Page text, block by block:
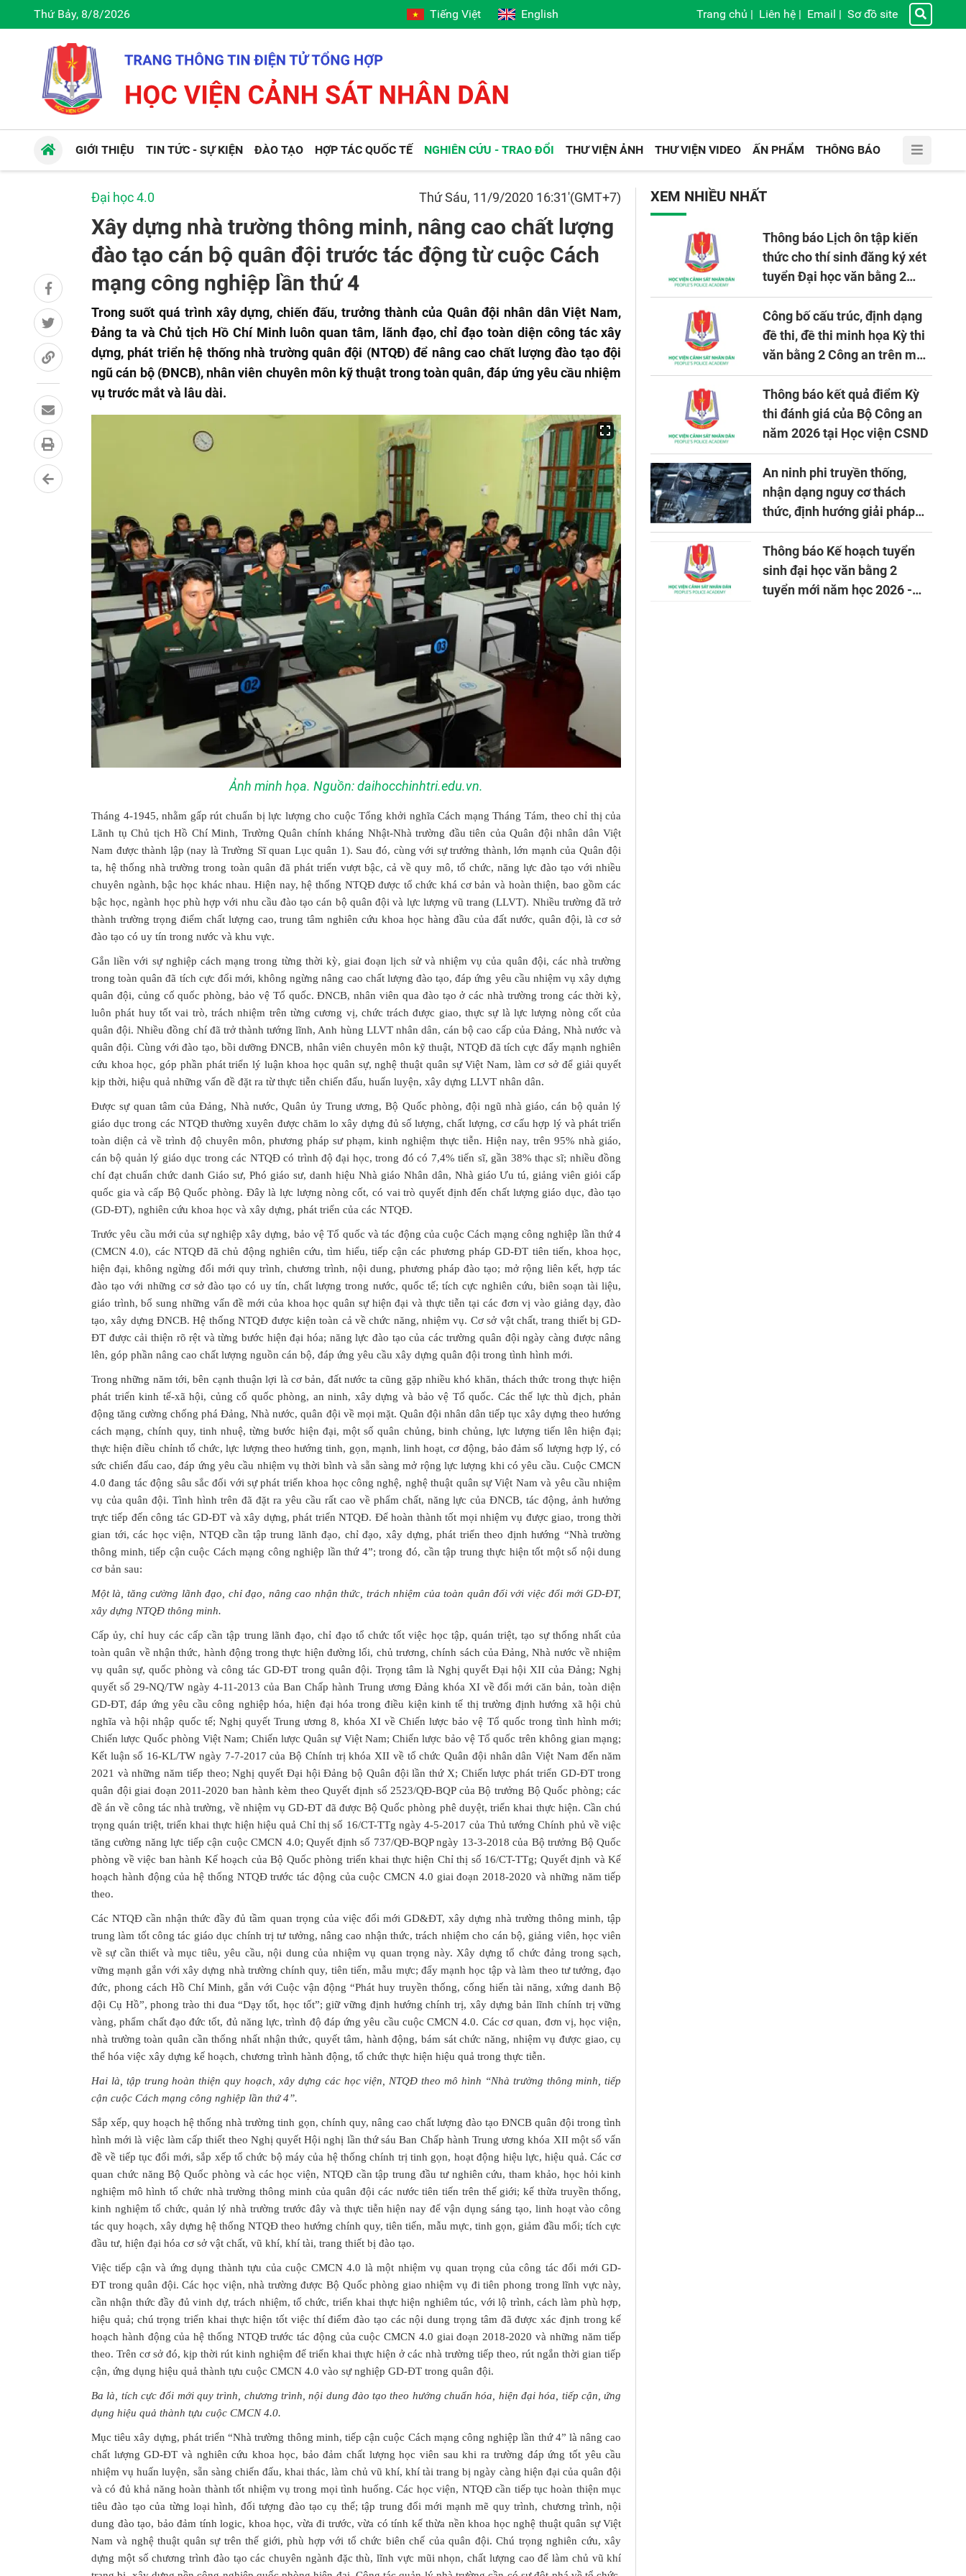
Thứ Bảy, 8/8/2026 Tiếng Việt English Trang chủ | Liên hệ | Email | Sơ đồ site
GIỚI THIỆU TIN TỨC - SỰ KIỆN ĐÀO TẠO HỢP TÁC QUỐC TẾ NGHIÊN CỨU - TRAO ĐỔI THƯ VIỆN ẢNH THƯ VIỆN VIDEO ẤN PHẨM THÔNG BÁO
Đại học 4.0 Thứ Sáu, 11/9/2020 16:31'(GMT+7)
Xây dựng nhà trường thông minh, nâng cao chất lượng
đào tạo cán bộ quân đội trước tác động từ cuộc Cách
mạng công nghiệp lần thứ 4
Trong suốt quá trình xây dựng, chiến đấu, trưởng thành của Quân đội nhân dân Việt Nam,
Đảng ta và Chủ tịch Hồ Chí Minh luôn quan tâm, lãnh đạo, chỉ đạo toàn diện công tác xây
dựng, phát triển hệ thống nhà trường quân đội (NTQĐ) để nâng cao chất lượng đào tạo đội
ngũ cán bộ (ĐNCB), nhân viên chuyên môn kỹ thuật trong toàn quân, đáp ứng yêu cầu nhiệm
vụ trước mắt và lâu dài.
Ảnh minh họa. Nguồn: daihocchinhtri.edu.vn.
Tháng 4-1945, nhằm gấp rút chuẩn bị lực lượng cho cuộc Tổng khởi nghĩa Cách mạng Tháng Tám, theo chỉ thị của
Lãnh tụ Chủ tịch Hồ Chí Minh, Trường Quân chính kháng Nhật-Nhà trường đầu tiên của Quân đội nhân dân Việt
Nam được thành lập (nay là Trường Sĩ quan Lục quân 1). Sau đó, cùng với sự trưởng thành, lớn mạnh của Quân đội
ta, hệ thống nhà trường trong toàn quân đã phát triển vượt bậc, cả về quy mô, tổ chức, năng lực đào tạo với nhiều
chuyên ngành, bậc học khác nhau. Hiện nay, hệ thống NTQĐ được tổ chức khá cơ bản và hoàn thiện, bao gồm các
bậc học, ngành học phù hợp với nhu cầu đào tạo cán bộ quân đội và lực lượng vũ trang (LLVT). Nhiều trường đã trở
thành trường trọng điểm chất lượng cao, trung tâm nghiên cứu khoa học hàng đầu của đất nước, quân đội, là cơ sở
đào tạo có uy tín trong nước và khu vực.
Gắn liền với sự nghiệp cách mạng trong từng thời kỳ, giai đoạn lịch sử và nhiệm vụ của quân đội, các nhà trường
trong toàn quân đã tích cực đổi mới, không ngừng nâng cao chất lượng đào tạo, đáp ứng yêu cầu nhiệm vụ xây dựng
quân đội, củng cố quốc phòng, bảo vệ Tổ quốc. ĐNCB, nhân viên qua đào tạo ở các nhà trường trong các thời kỳ,
luôn phát huy tốt vai trò, trách nhiệm trên từng cương vị, chức trách được giao, thực sự là lực lượng nòng cốt của
quân đội. Nhiều đồng chí đã trở thành tướng lĩnh, Anh hùng LLVT nhân dân, cán bộ cao cấp của Đảng, Nhà nước và
quân đội. Cùng với đào tạo, bồi dưỡng ĐNCB, nhân viên chuyên môn kỹ thuật, NTQĐ đã tích cực đẩy mạnh nghiên
cứu khoa học, góp phần phát triển lý luận khoa học quân sự, nghệ thuật quân sự Việt Nam, làm cơ sở để giải quyết
kịp thời, hiệu quả những vấn đề đặt ra từ thực tiễn chiến đấu, huấn luyện, xây dựng LLVT nhân dân.
Được sự quan tâm của Đảng, Nhà nước, Quân ủy Trung ương, Bộ Quốc phòng, đội ngũ nhà giáo, cán bộ quản lý
giáo dục trong các NTQĐ thường xuyên được chăm lo xây dựng đủ số lượng, chất lượng, cơ cấu hợp lý và phát triển
toàn diện cả về trình độ chuyên môn, phương pháp sư phạm, kinh nghiệm thực tiễn. Hiện nay, trên 95% nhà giáo,
cán bộ quản lý giáo dục trong các NTQĐ có trình độ đại học, trong đó có 7,4% tiến sĩ, gần 38% thạc sĩ; nhiều đồng
chí đạt chuẩn chức danh Giáo sư, Phó giáo sư, danh hiệu Nhà giáo Nhân dân, Nhà giáo Ưu tú, giảng viên giỏi cấp
quốc gia và cấp Bộ Quốc phòng. Đây là lực lượng nòng cốt, có vai trò quyết định đến chất lượng giáo dục, đào tạo
(GD-ĐT), nghiên cứu khoa học và xây dựng, phát triển của các NTQĐ.
Trước yêu cầu mới của sự nghiệp xây dựng, bảo vệ Tổ quốc và tác động của cuộc Cách mạng công nghiệp lần thứ 4
(CMCN 4.0), các NTQĐ đã chủ động nghiên cứu, tìm hiểu, tiếp cận các phương pháp GD-ĐT tiên tiến, khoa học,
hiện đại, không ngừng đổi mới quy trình, chương trình, nội dung, phương pháp đào tạo; mở rộng liên kết, hợp tác
đào tạo với những cơ sở đào tạo có uy tín, chất lượng trong nước, quốc tế; tích cực nghiên cứu, biên soạn tài liệu,
giáo trình, bổ sung những vấn đề mới của khoa học quân sự hiện đại và thực tiễn tại các đơn vị vào giảng dạy, đào
tạo, xây dựng ĐNCB. Hệ thống NTQĐ được kiện toàn cả về chức năng, nhiệm vụ. Cơ sở vật chất, trang thiết bị GD-
ĐT được cải thiện rõ rệt và từng bước hiện đại hóa; năng lực đào tạo của các trường quân đội ngày càng được nâng
lên, góp phần nâng cao chất lượng nguồn cán bộ, đáp ứng yêu cầu xây dựng quân đội trong tình hình mới.
Trong những năm tới, bên cạnh thuận lợi là cơ bản, đất nước ta cũng gặp nhiều khó khăn, thách thức trong thực hiện
phát triển kinh tế-xã hội, củng cố quốc phòng, an ninh, xây dựng và bảo vệ Tổ quốc. Các thế lực thù địch, phản
động tăng cường chống phá Đảng, Nhà nước, quân đội về mọi mặt. Quân đội nhân dân tiếp tục xây dựng theo hướng
cách mạng, chính quy, tinh nhuệ, từng bước hiện đại, một số quân chủng, binh chủng, lực lượng tiến lên hiện đại;
thực hiện điều chỉnh tổ chức, lực lượng theo hướng tinh, gọn, mạnh, linh hoạt, cơ động, bảo đảm số lượng hợp lý, có
sức chiến đấu cao, đáp ứng yêu cầu nhiệm vụ thời bình và sẵn sàng mở rộng lực lượng khi có yêu cầu. Cuộc CMCN
4.0 đang tác động sâu sắc đối với sự phát triển khoa học công nghệ, nghệ thuật quân sự Việt Nam và yêu cầu nhiệm
vụ của quân đội. Tình hình trên đã đặt ra yêu cầu rất cao về phẩm chất, năng lực của ĐNCB, tác động, ảnh hưởng
trực tiếp đến công tác GD-ĐT và xây dựng, phát triển NTQĐ. Để hoàn thành tốt mọi nhiệm vụ được giao, trong thời
gian tới, các học viện, NTQĐ cần tập trung lãnh đạo, chỉ đạo, xây dựng, phát triển theo định hướng “Nhà trường
thông minh, tiếp cận cuộc Cách mạng công nghiệp lần thứ 4”; trong đó, cần tập trung thực hiện tốt một số nội dung
cơ bản sau:
Một là, tăng cường lãnh đạo, chỉ đạo, nâng cao nhận thức, trách nhiệm của toàn quân đối với việc đổi mới GD-ĐT,
xây dựng NTQĐ thông minh.
Cấp ủy, chỉ huy các cấp cần tập trung lãnh đạo, chỉ đạo tổ chức tốt việc học tập, quán triệt, tạo sự thống nhất của
toàn quân về nhận thức, hành động trong thực hiện đường lối, chủ trương, chính sách của Đảng, Nhà nước về nhiệm
vụ quân sự, quốc phòng và công tác GD-ĐT trong quân đội. Trọng tâm là Nghị quyết Đại hội XII của Đảng; Nghị
quyết số 29-NQ/TW ngày 4-11-2013 của Ban Chấp hành Trung ương Đảng khóa XI về đổi mới căn bản, toàn diện
GD-ĐT, đáp ứng yêu cầu công nghiệp hóa, hiện đại hóa trong điều kiện kinh tế thị trường định hướng xã hội chủ
nghĩa và hội nhập quốc tế; Nghị quyết Trung ương 8, khóa XI về Chiến lược bảo vệ Tổ quốc trong tình hình mới;
Chiến lược Quốc phòng Việt Nam; Chiến lược Quân sự Việt Nam; Chiến lược bảo vệ Tổ quốc trên không gian mạng;
Kết luận số 16-KL/TW ngày 7-7-2017 của Bộ Chính trị khóa XII về tổ chức Quân đội nhân dân Việt Nam đến năm
2021 và những năm tiếp theo; Nghị quyết Đại hội Đảng bộ Quân đội lần thứ X; Chiến lược phát triển GD-ĐT trong
quân đội giai đoạn 2011-2020 ban hành kèm theo Quyết định số 2523/QĐ-BQP của Bộ trưởng Bộ Quốc phòng; các
đề án về công tác nhà trường, về nhiệm vụ GD-ĐT đã được Bộ Quốc phòng phê duyệt, triển khai thực hiện. Cần chú
trọng quán triệt, triển khai thực hiện hiệu quả Chỉ thị số 16/CT-TTg ngày 4-5-2017 của Thủ tướng Chính phủ về việc
tăng cường năng lực tiếp cận cuộc CMCN 4.0; Quyết định số 737/QĐ-BQP ngày 13-3-2018 của Bộ trưởng Bộ Quốc
phòng về việc ban hành Kế hoạch của Bộ Quốc phòng triển khai thực hiện Chỉ thị số 16/CT-TTg; Quyết định và Kế
hoạch hành động của hệ thống NTQĐ trước tác động của cuộc CMCN 4.0 giai đoạn 2018-2020 và những năm tiếp
theo.
Các NTQĐ cần nhận thức đầy đủ tầm quan trọng của việc đổi mới GD&ĐT, xây dựng nhà trường thông minh, tập
trung làm tốt công tác giáo dục chính trị tư tưởng, nâng cao nhận thức, trách nhiệm cho cán bộ, giảng viên, học viên
về sự cần thiết và mục tiêu, yêu cầu, nội dung của nhiệm vụ quan trọng này. Xây dựng tổ chức đảng trong sạch,
vững mạnh gắn với xây dựng nhà trường chính quy, tiên tiến, mẫu mực; đẩy mạnh học tập và làm theo tư tưởng, đạo
đức, phong cách Hồ Chí Minh, gắn với Cuộc vận động “Phát huy truyền thống, cống hiến tài năng, xứng danh Bộ
đội Cụ Hồ”, phong trào thi đua “Dạy tốt, học tốt”; giữ vững định hướng chính trị, xây dựng bản lĩnh chính trị vững
vàng, phẩm chất đạo đức tốt, đủ năng lực, trình độ đáp ứng yêu cầu cuộc CMCN 4.0. Các cơ quan, đơn vị, học viện,
nhà trường toàn quân cần thống nhất nhận thức, quyết tâm, hành động, bám sát chức năng, nhiệm vụ được giao, cụ
thể hóa việc xây dựng kế hoạch, chương trình hành động, tổ chức thực hiện hiệu quả trong thực tiễn.
Hai là, tập trung hoàn thiện quy hoạch, xây dựng các học viện, NTQĐ theo mô hình “Nhà trường thông minh, tiếp
cận cuộc Cách mạng công nghiệp lần thứ 4”.
Sắp xếp, quy hoạch hệ thống nhà trường tinh gọn, chính quy, nâng cao chất lượng đào tạo ĐNCB quân đội trong tình
hình mới là việc làm cấp thiết theo Nghị quyết Hội nghị lần thứ sáu Ban Chấp hành Trung ương khóa XII một số vấn
đề về tiếp tục đổi mới, sắp xếp tổ chức bộ máy của hệ thống chính trị tinh gọn, hoạt động hiệu lực, hiệu quả. Các cơ
quan chức năng Bộ Quốc phòng và các học viện, NTQĐ cần tập trung đầu tư nghiên cứu, tham khảo, học hỏi kinh
nghiệm mô hình tổ chức nhà trường thông minh của quân đội các nước tiên tiến trên thế giới; kế thừa truyền thống,
kinh nghiệm tổ chức, quản lý nhà trường trước đây và thực tiễn hiện nay để vận dụng sáng tạo, linh hoạt vào công
tác quy hoạch, xây dựng hệ thống NTQĐ theo hướng chính quy, tiên tiến, mẫu mực, tinh gọn, giảm đầu mối; tích cực
đầu tư, hiện đại hóa cơ sở vật chất, vũ khí, khí tài, trang thiết bị đào tạo.
Việc tiếp cận và ứng dụng thành tựu của cuộc CMCN 4.0 là một nhiệm vụ quan trọng của công tác đổi mới GD-
ĐT trong quân đội. Các học viện, nhà trường được Bộ Quốc phòng giao nhiệm vụ đi tiên phong trong lĩnh vực này,
cần nhận thức đầy đủ vinh dự, trách nhiệm, tổ chức, triển khai thực hiện nghiêm túc, với lộ trình, cách làm phù hợp,
hiệu quả; chú trọng triển khai thực hiện tốt việc thí điểm đào tạo các nội dung trọng tâm đã được xác định trong kế
hoạch hành động của hệ thống NTQĐ trước tác động của cuộc CMCN 4.0 giai đoạn 2018-2020 và những năm tiếp
theo. Trên cơ sở đó, kịp thời rút kinh nghiệm để triển khai thực hiện ở các nhà trường tiếp theo, rút ngắn thời gian tiếp
cận, ứng dụng hiệu quả thành tựu cuộc CMCN 4.0 vào sự nghiệp GD-ĐT trong quân đội.
Ba là, tích cực đổi mới quy trình, chương trình, nội dung đào tạo theo hướng chuẩn hóa, hiện đại hóa, tiếp cận, ứng
dụng hiệu quả thành tựu cuộc CMCN 4.0.
Mục tiêu xây dựng, phát triển “Nhà trường thông minh, tiếp cận cuộc Cách mạng công nghiệp lần thứ 4” là nâng cao
chất lượng GD-ĐT và nghiên cứu khoa học, bảo đảm chất lượng học viên sau khi ra trường đáp ứng tốt yêu cầu
nhiệm vụ huấn luyện, sẵn sàng chiến đấu, khai thác, làm chủ vũ khí, khí tài trang bị ngày càng hiện đại của quân đội
và có đủ khả năng hoàn thành tốt nhiệm vụ trong mọi tình huống. Các học viện, NTQĐ cần tiếp tục hoàn thiện mục
tiêu đào tạo của từng loại hình, đối tượng đào tạo cụ thể; tập trung đổi mới mạnh mẽ quy trình, chương trình, nội
dung đào tạo, bảo đảm tính logic, khoa học, vừa đi trước, vừa có tính kế thừa nền khoa học nghệ thuật quân sự Việt
Nam và nghệ thuật quân sự trên thế giới, phù hợp với tổ chức biên chế của quân đội. Chú trọng nghiên cứu, xây
dựng một số chương trình đào tạo các chuyên ngành đặc thù, lĩnh vực mũi nhọn, chất lượng cao để làm chủ vũ khí
XEM NHIỀU NHẤT
Thông báo Lịch ôn tập kiến
thức cho thí sinh đăng ký xét
tuyển Đại học văn bằng 2
tuyển mới, mở tại Học viện
CSND năm học 2026 - 2027
Công bố cấu trúc, định dạng
đề thi, đề thi minh họa Kỳ thi
văn bằng 2 Công an trên máy
tính
Thông báo kết quả điểm Kỳ
thi đánh giá của Bộ Công an
năm 2026 tại Học viện CSND
An ninh phi truyền thống,
nhận dạng nguy cơ thách
thức, định hướng giải pháp
đảm bảo an ninh quốc gia
trong tình hình hiện nay
Thông báo Kế hoạch tuyển
sinh đại học văn bằng 2
tuyển mới năm học 2026 -